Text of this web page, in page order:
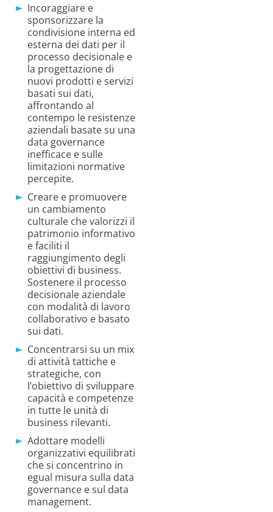
Incoraggiare e
sponsorizzare la
condivisione interna ed
esterna dei dati per il
processo decisionale e
la progettazione di
nuovi prodotti e servizi
basati sui dati,
affrontando al
contempo le resistenze
aziendali basate su una
data governance
inefficace e sulle
limitazioni normative
percepite.
Creare e promuovere
un cambiamento
culturale che valorizzi il
patrimonio informativo
e faciliti il
raggiungimento degli
obiettivi di business.
Sostenere il processo
decisionale aziendale
con modalità di lavoro
collaborativo e basato
sui dati.
Concentrarsi su un mix
di attività tattiche e
strategiche, con
l’obiettivo di sviluppare
capacità e competenze
in tutte le unità di
business rilevanti.
Adottare modelli
organizzativi equilibrati
che si concentrino in
egual misura sulla data
governance e sul data
management.